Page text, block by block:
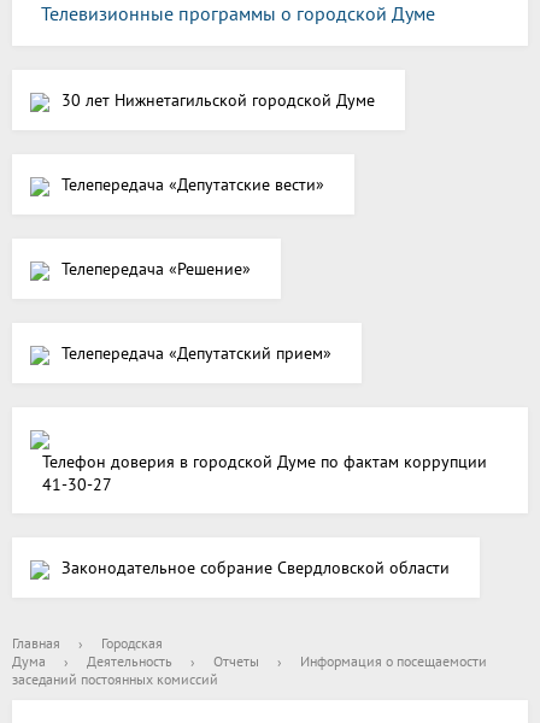
Телевизионные программы о городской Думе
30 лет Нижнетагильской городской Думе
Телепередача «Депутатские вести»
Телепередача «Решение»
Телепередача «Депутатский прием»
Телефон доверия в городской Думе по фактам коррупции
41-30-27
Законодательное собрание Свердловской области
Главная ›
Городская
Дума
› Деятельность › Отчеты ›
Информация о посещаемости
заседаний постоянных комиссий